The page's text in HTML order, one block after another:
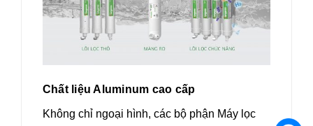
Chất liệu Aluminum cao cấp
Không chỉ ngoại hình, các bộ phận Máy lọc